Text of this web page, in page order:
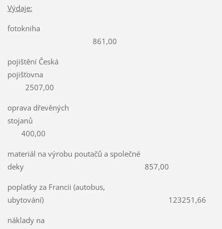
Výdaje:
fotokniha
861,00
pojištění Česká
pojišťovna
2507,00
oprava dřevěných
stojanů
400,00
materiál na výrobu poutačů a společné
deky 857,00
poplatky za Francii (autobus,
ubytování) 123251,66
náklady na